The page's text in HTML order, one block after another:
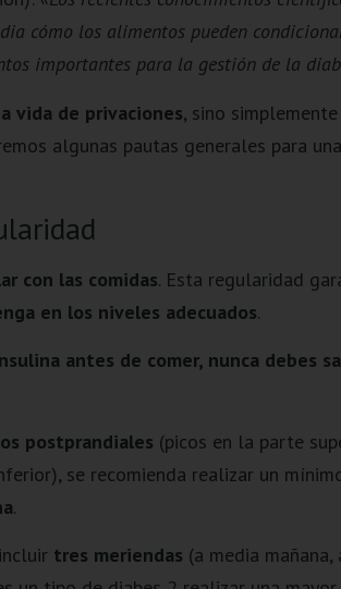
cómo los alimentos pueden
importantes para la gestión de la
vida de privaciones, sino
algunas pautas generales para
con las comidas. Esta regularidad
en los niveles adecuados.
antes de comer, nunca debes
postprandiales (picos en la parte
se recomienda realizar un
.
tres meriendas (a media